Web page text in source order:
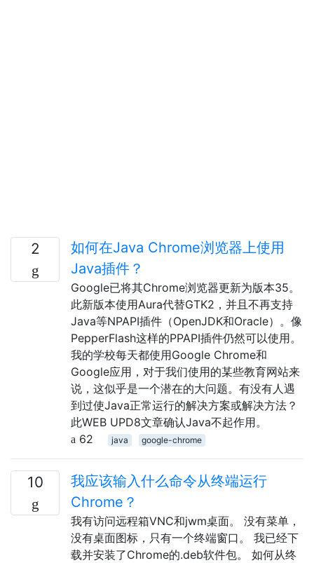
2
如何在Java Chrome浏览器上使用
Java插件？
Google已将其Chrome浏览器更新为版本35。
此新版本使用Aura代替GTK2，并且不再支持
Java等NPAPI插件（OpenJDK和Oracle）。像
PepperFlash这样的PPAPI插件仍然可以使用。
我的学校每天都使用Google Chrome和
Google应用，对于我们使用的某些教育网站来
说，这似乎是一个潜在的大问题。有没有人遇
到过使Java正常运行的解决方案或解决方法？
此WEB UPD8文章确认Java不起作用。
62
java google-chrome
10
我应该输入什么命令从终端运行
Chrome？
我有访问远程箱VNC和jwm桌面。 没有菜单，
没有桌面图标，只有一个终端窗口。 我已经下
载并安装了Chrome的.deb软件包。 如何从终